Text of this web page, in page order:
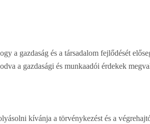
a gazdaság és a társadalom fejlődését
a gazdasági és munkaadói érdekek
kívánja a törvénykezést és a